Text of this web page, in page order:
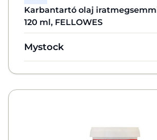
Karbantartó olaj
120 ml, FELLOWES
Mystock